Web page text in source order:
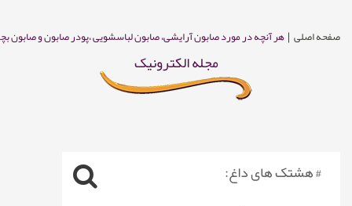
صفحه اصلی هر آنچه در مورد صابون آرایشی، صابون لباسشویی ،پودر صابون و صابون
مجله الکترونیک
# هشتک های داغ: